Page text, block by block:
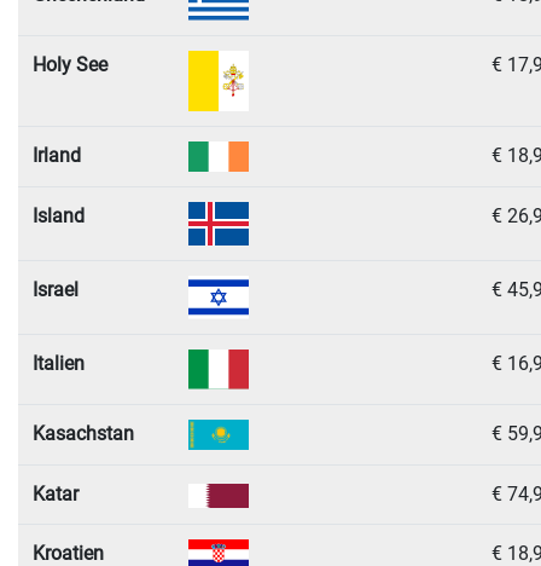
Holy See €
Irland €
Island €
Israel €
Italien €
Kasachstan €
Katar €
Kroatien €